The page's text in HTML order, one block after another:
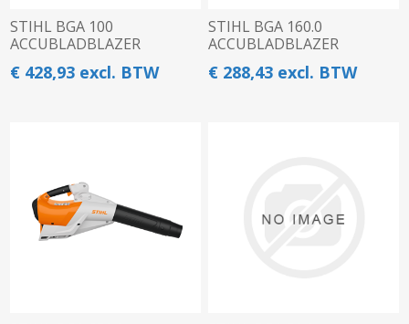
STIHL BGA 100
ACCUBLADBLAZER
€ 428,93 excl. BTW
STIHL BGA 160.0
ACCUBLADBLAZER
€ 288,43 excl. BTW